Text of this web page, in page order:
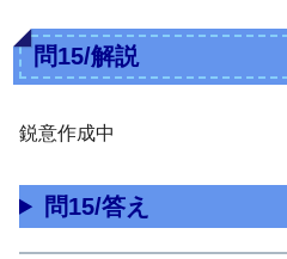
問15/解説
鋭意作成中
問15/答え